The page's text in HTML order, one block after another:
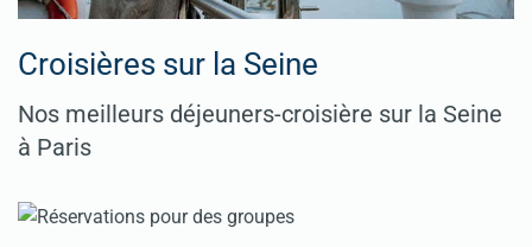
Croisières sur la Seine
Nos meilleurs déjeuners-croisière sur la Seine
à Paris